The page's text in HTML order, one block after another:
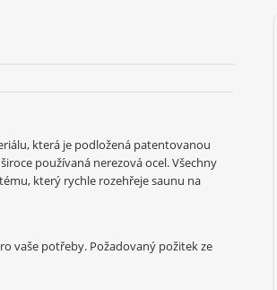
která je podložená patentovanou
používaná nerezová ocel. Všechny
který rychle rozehřeje saunu na
vaše potřeby. Požadovaný požitek ze